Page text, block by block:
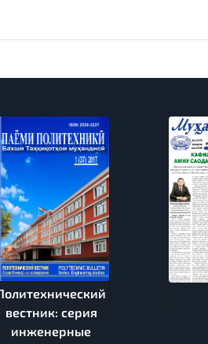
вестник: серия
инженерные